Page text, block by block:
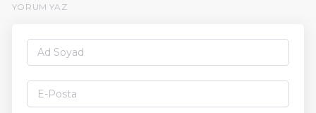
YORUM YAZ